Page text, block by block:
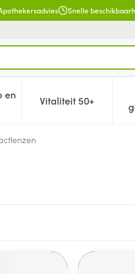
Snelle
hygiëne categorie
en vitamines
en
voor Zwangerschap
Vitaliteit 50+
Toon